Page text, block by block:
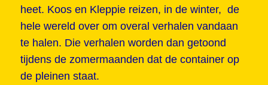
heet. Koos en Kleppie reizen, in de winter, de
hele wereld over om overal verhalen vandaan
te halen. Die verhalen worden dan getoond
tijdens de zomermaanden dat de container op
de pleinen staat.